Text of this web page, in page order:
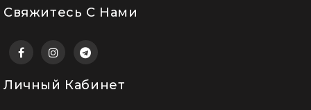
Свяжитесь С Нами
Личный Кабинет